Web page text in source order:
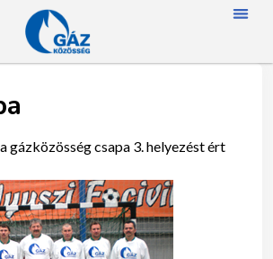
gázközösség csapa 3. helyezést ért